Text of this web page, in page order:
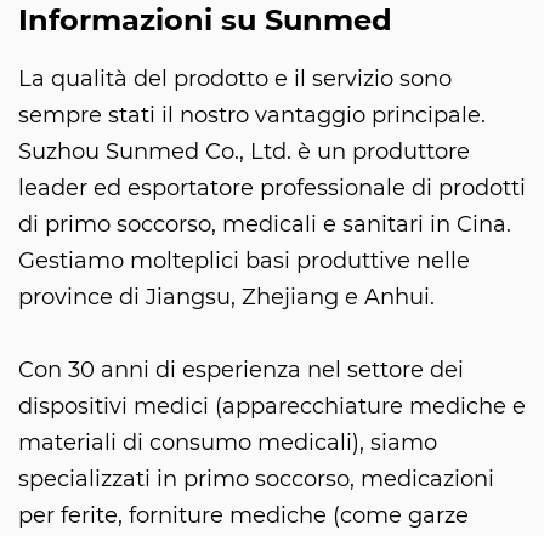
Informazioni su Sunmed
La qualità del prodotto e il servizio sono
sempre stati il nostro vantaggio principale.
Suzhou Sunmed Co., Ltd. è un produttore
leader ed esportatore professionale di prodotti
di primo soccorso, medicali e sanitari in Cina.
Gestiamo molteplici basi produttive nelle
province di Jiangsu, Zhejiang e Anhui.
Con 30 anni di esperienza nel settore dei
dispositivi medici (apparecchiature mediche e
materiali di consumo medicali), siamo
specializzati in primo soccorso, medicazioni
per ferite, forniture mediche (come garze